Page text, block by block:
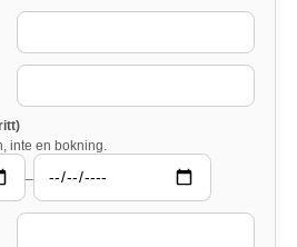
inte en bokning.
–